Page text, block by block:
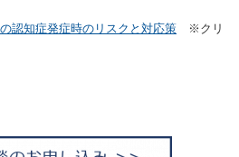
認知症発症時のリスクと対応策 ※クリ